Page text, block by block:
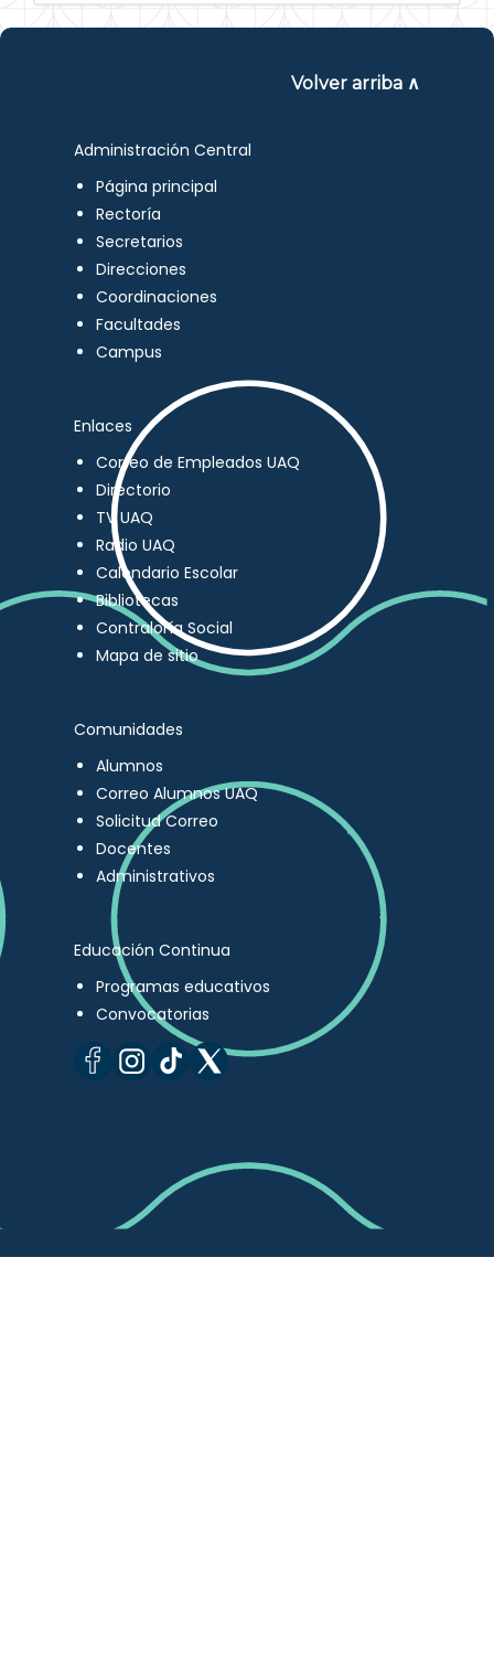
Volver arriba ∧
Administración Central
Página principal
Rectoría
Secretarios
Direcciones
Coordinaciones
Facultades
Campus
Enlaces
Correo de Empleados UAQ
Directorio
TV UAQ
Radio UAQ
Calendario Escolar
Bibliotecas
Contraloría Social
Mapa de sitio
Comunidades
Alumnos
Correo Alumnos UAQ
Solicitud Correo
Docentes
Administrativos
Educación Continua
Programas educativos
Convocatorias